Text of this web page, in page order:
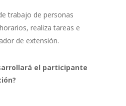
trabajo de personas
realiza tareas e
de extensión.
el participante